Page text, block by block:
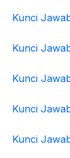
Kunci
Kunci
Kunci
Kunci
Kunci